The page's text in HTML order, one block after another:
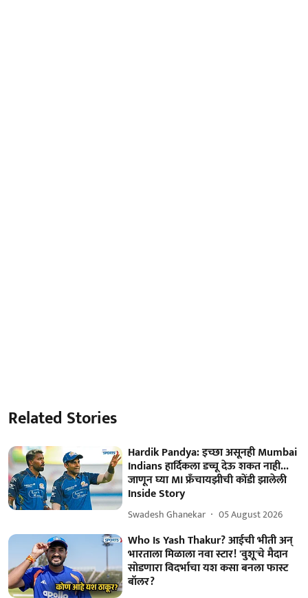
Related Stories
Hardik Pandya: इच्छा असूनही Mumbai
Indians हार्दिकला डच्चू देऊ शकत नाही...
जाणून घ्या MI फ्रँचायझीची कोंडी झालेली
Inside Story
Swadesh Ghanekar 05 August 2026
Who Is Yash Thakur? आईची भीती अन्
भारताला मिळाला नवा स्टार! 'वुशू'चे मैदान
सोडणारा विदर्भाचा यश कसा बनला फास्ट
बॉलर?